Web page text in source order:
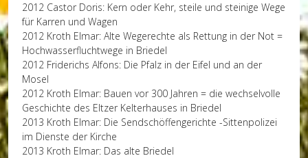
2012 Castor Doris: Kern oder Kehr, steile und steinige Wege
für Karren und Wagen
2012 Kroth Elmar: Alte Wegerechte als Rettung in der Not =
Hochwasserfluchtwege in Briedel
2012 Friderichs Alfons: Die Pfalz in der Eifel und an der
Mosel
2012 Kroth Elmar: Bauen vor 300 Jahren = die wechselvolle
Geschichte des Eltzer Kelterhauses in Briedel
2013 Kroth Elmar: Die Sendschöffengerichte -Sittenpolizei
im Dienste der Kirche
2013 Kroth Elmar: Das alte Briedel